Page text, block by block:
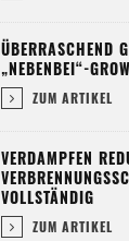
ÜBERRASCHEND
„NEBENBEI“-
ZUM ARTIKEL
VERDAMPFEN
VOLLSTÄNDIG
ZUM ARTIKEL